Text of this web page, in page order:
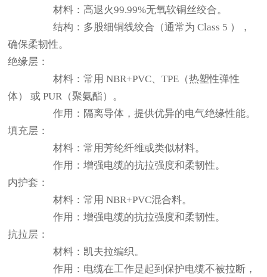
材料：高退火99.99%无氧软铜丝绞合。
结构：多股细铜线绞合（通常为 Class 5 ），
确保柔韧性。
绝缘层：
材料：常用 NBR+PVC、TPE（热塑性弹性
体） 或 PUR（聚氨酯）。
作用：隔离导体，提供优异的电气绝缘性能。
填充层：
材料：常用芳纶纤维或类似材料。
作用：增强电缆的抗拉强度和柔韧性。
内护套：
材料：常用 NBR+PVC混合料。
作用：增强电缆的抗拉强度和柔韧性。
抗拉层：
材料：凯夫拉编织。
作用：电缆在工作是起到保护电缆不被拉断，